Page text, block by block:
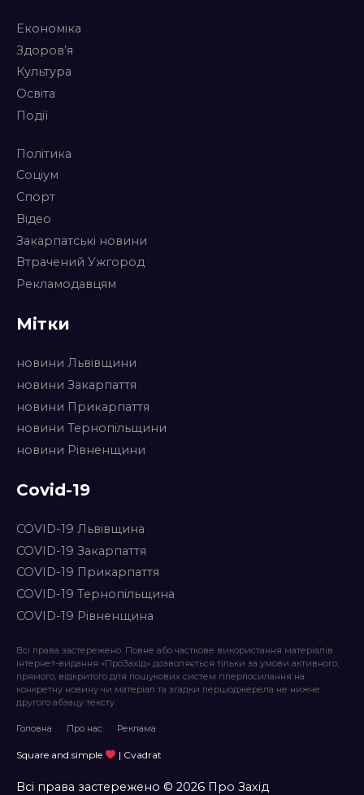
Економіка
Здоров’я
Культура
Освіта
Події
Політика
Соціум
Спорт
Відео
Закарпатські новини
Втрачений Ужгород
Рекламодавцям
Мітки
новини Львівщини
новини Закарпаття
новини Прикарпаття
новини Тернопільщини
новини Рівненщини
Covid-19
COVID-19 Львівщина
COVID-19 Закарпаття
COVID-19 Прикарпаття
COVID-19 Тернопільщина
COVID-19 Рівненщина
Всі права застережено. Повне або часткове використання матеріалів
інтернет-видання «ПроЗахід» дозволяється тільки за умови активного,
прямого, відкритого для пошукових систем гіперпосилання на
конкретну новину чи матеріал та згадки першоджерела не нижче
другого абзацу тексту.
Головна Про нас Реклама
Square and simple | Cvadrat
Всі права застережено © 2026 Про Захід